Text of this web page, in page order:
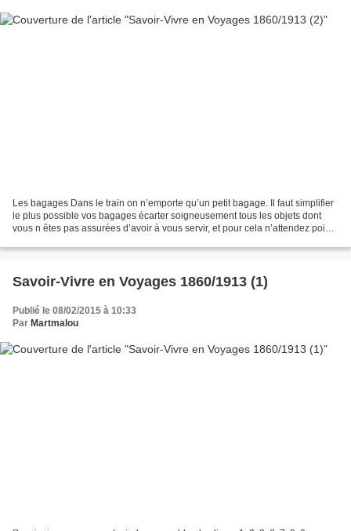
Les bagages Dans le train on n’emporte qu’un petit bagage. Il faut simplifier
le plus possible vos bagages écarter soigneusement tous les objets dont
vous n êtes pas assurées d’avoir à vous servir, et pour cela n’attendez point
Savoir-Vivre en Voyages 1860/1913 (1)
Publié le 08/02/2015 à 10:33
Par Martmalou